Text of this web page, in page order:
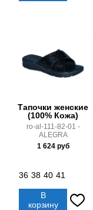
Тапочки женские
(100% Кожа)
ro-al-111-82-01 -
ALEGRA
1 624руб
36 38 40 41
В
корзину